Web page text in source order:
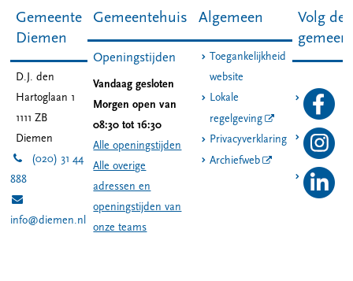
Gemeente
Diemen
D.J. den
Hartoglaan 1
1111 ZB
Diemen
(020) 31 44
888
info@diemen.nl
Gemeentehuis
Openingstijden
Vandaag gesloten
Morgen open van
08:30 tot 16:30
Alle openingstijden
Alle overige
adressen en
openingstijden van
onze teams
Algemeen
Toegankelijkheid
website
Lokale
regelgeving
Privacyverklaring
Archiefweb
Volg de